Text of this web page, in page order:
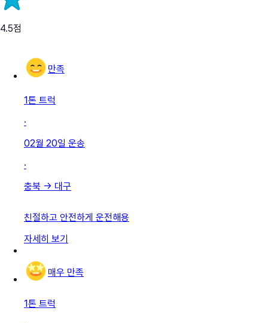
4.5점
만족
1톤 트럭
·
02월 20일 운송
·
충북 → 대구
친절하고 안전하게 운전해용
자세히 보기
매우 만족
1톤 트럭